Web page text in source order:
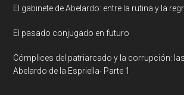
El gabinete de Abelardo: entre la rutina y la
El pasado conjugado en futuro
Cómplices del patriarcado y la corrupción:
Abelardo de la Espriella- Parte 1